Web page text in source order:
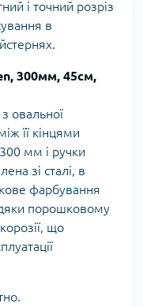
і точний розріз
в
300мм, 45см,
овальної
її кінцями
мм і ручки
зі сталі, в
фарбування
порошковому
що